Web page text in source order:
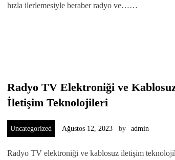
hızla ilerlemesiyle beraber radyo ve……
Radyo TV Elektroniği ve
İletişim Teknolojileri
Uncategorized Ağustos 12, 2023 by admin
Radyo TV elektroniği ve kablosuz iletişim